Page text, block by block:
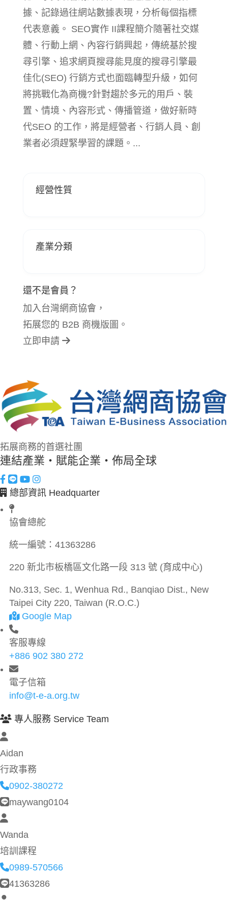
據、記錄過往網站數據表現，分析每個指標
代表意義。 SEO實作 II課程簡介隨著社交媒
體、行動上網、內容行銷興起，傳統基於搜
尋引擎、追求網頁搜尋能見度的搜尋引擎最
佳化(SEO) 行銷方式也面臨轉型升級，如何
將挑戰化為商機?針對趨於多元的用戶、裝
置、情境、內容形式、傳播管道，做好新時
代SEO 的工作，將是經營者、行銷人員、創
業者必須趕緊學習的課題。...
經營性質
產業分類
還不是會員？
加入台灣網商協會，
拓展您的 B2B 商機版圖。
立即申請
拓展商務的首選社團
連結產業・賦能企業・佈局全球
總部資訊 Headquarter
協會總舵
統一編號： 41363286
220 新北市板橋區文化路一段 313 號 (育成中心)
No.313, Sec. 1, Wenhua Rd., Banqiao Dist., New
Taipei City 220, Taiwan (R.O.C.)
Google Map
客服專線
+886 902 380 272
電子信箱
info@t-e-a.org.tw
專人服務 Service Team
Aidan
行政事務
0902-380272
maywang0104
Wanda
培訓課程
0989-570566
41363286